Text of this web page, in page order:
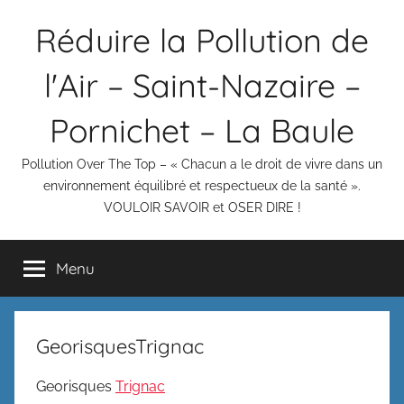
Réduire la Pollution de
l'Air – Saint-Nazaire –
Pornichet – La Baule
Pollution Over The Top – « Chacun a le droit de vivre dans un
environnement équilibré et respectueux de la santé ».
VOULOIR SAVOIR et OSER DIRE !
Menu
GeorisquesTrignac
Georisques Trignac